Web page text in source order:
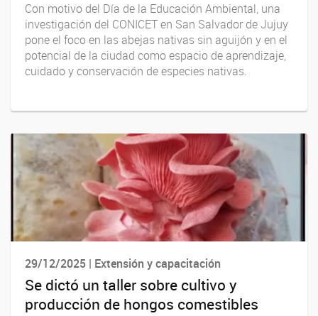
Con motivo del Día de la Educación Ambiental, una
investigación del CONICET en San Salvador de Jujuy
pone el foco en las abejas nativas sin aguijón y en el
potencial de la ciudad como espacio de aprendizaje,
cuidado y conservación de especies nativas.
29/12/2025 | Extensión y capacitación
Se dictó un taller sobre cultivo y
producción de hongos comestibles